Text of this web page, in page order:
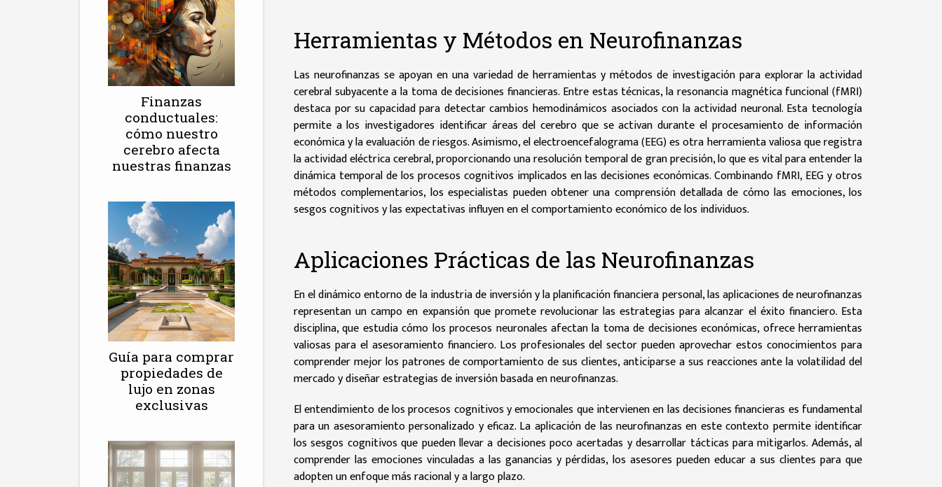
Finanzas
conductuales:
cómo nuestro
cerebro afecta
nuestras finanzas
Guía para comprar
propiedades de
lujo en zonas
exclusivas
Herramientas y Métodos en Neurofinanzas
Las neurofinanzas se apoyan en una variedad de herramientas y métodos de investigación para explorar la actividad
cerebral subyacente a la toma de decisiones financieras. Entre estas técnicas, la resonancia magnética funcional (fMRI)
destaca por su capacidad para detectar cambios hemodinámicos asociados con la actividad neuronal. Esta tecnología
permite a los investigadores identificar áreas del cerebro que se activan durante el procesamiento de información
económica y la evaluación de riesgos. Asimismo, el electroencefalograma (EEG) es otra herramienta valiosa que registra
la actividad eléctrica cerebral, proporcionando una resolución temporal de gran precisión, lo que es vital para entender la
dinámica temporal de los procesos cognitivos implicados en las decisiones económicas. Combinando fMRI, EEG y otros
métodos complementarios, los especialistas pueden obtener una comprensión detallada de cómo las emociones, los
sesgos cognitivos y las expectativas influyen en el comportamiento económico de los individuos.
Aplicaciones Prácticas de las Neurofinanzas
En el dinámico entorno de la industria de inversión y la planificación financiera personal, las aplicaciones de neurofinanzas
representan un campo en expansión que promete revolucionar las estrategias para alcanzar el éxito financiero. Esta
disciplina, que estudia cómo los procesos neuronales afectan la toma de decisiones económicas, ofrece herramientas
valiosas para el asesoramiento financiero. Los profesionales del sector pueden aprovechar estos conocimientos para
comprender mejor los patrones de comportamiento de sus clientes, anticiparse a sus reacciones ante la volatilidad del
mercado y diseñar estrategias de inversión basada en neurofinanzas.
El entendimiento de los procesos cognitivos y emocionales que intervienen en las decisiones financieras es fundamental
para un asesoramiento personalizado y eficaz. La aplicación de las neurofinanzas en este contexto permite identificar
los sesgos cognitivos que pueden llevar a decisiones poco acertadas y desarrollar tácticas para mitigarlos. Además, al
comprender las emociones vinculadas a las ganancias y pérdidas, los asesores pueden educar a sus clientes para que
adopten un enfoque más racional y a largo plazo.